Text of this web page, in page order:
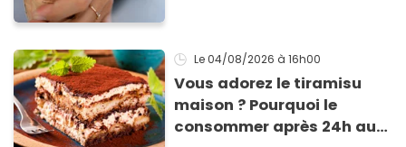
Le 04/08/2026 à 16h00
Vous adorez le tiramisu
maison ? Pourquoi le
consommer après 24h au